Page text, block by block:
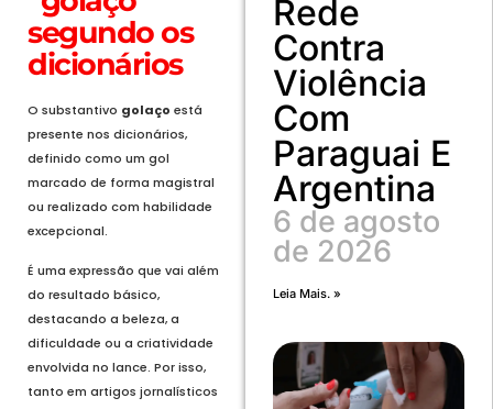
segundo os
dicionários
O substantivo golaço está
presente nos dicionários,
definido como um gol
marcado de forma magistral
ou realizado com habilidade
excepcional.
É uma expressão que vai além
do resultado básico,
destacando a beleza, a
dificuldade ou a criatividade
envolvida no lance. Por isso,
tanto em artigos jornalísticos
Rede
Contra
Violência
Com
Paraguai E
Argentina
6 de agosto
de 2026
Leia Mais. »